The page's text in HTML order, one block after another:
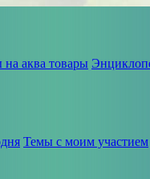
аква товары
Темы с моим участием